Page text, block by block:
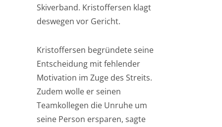
Skiverband. Kristoffersen klagt
deswegen vor Gericht.
Kristoffersen begründete seine
Entscheidung mit fehlender
Motivation im Zuge des Streits.
Zudem wolle er seinen
Teamkollegen die Unruhe um
seine Person ersparen, sagte